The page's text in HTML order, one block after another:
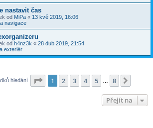
nastavit čas
od MiPa « 13 kvě 2019, 16:06
navigace
od h4nz3k « 28 dub 2019, 21:54
exteriér
hledání Stránka z
1 2 3 4 5 8
Přejít na